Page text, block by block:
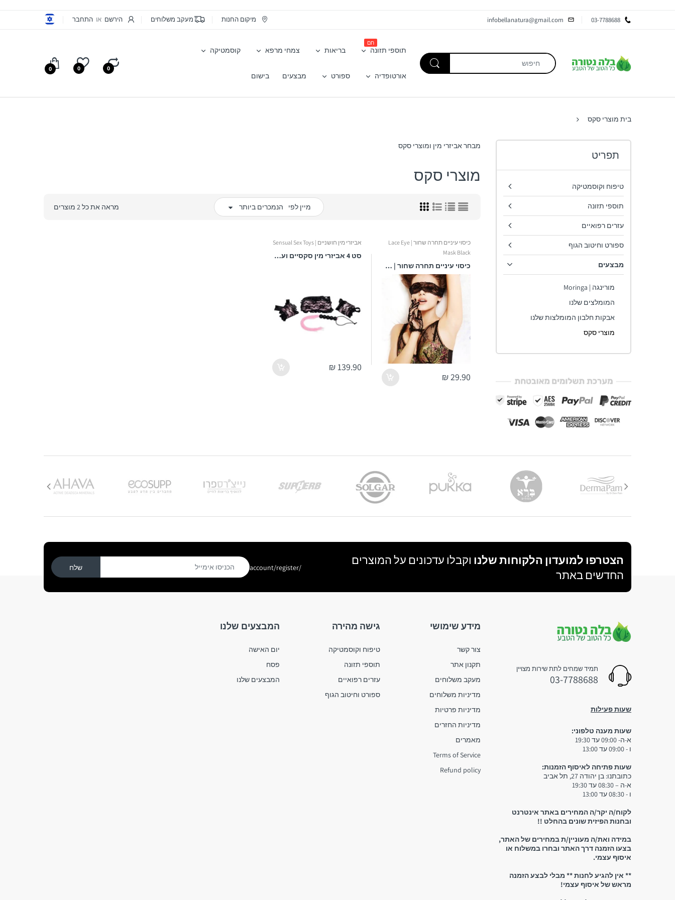
03-7788688
infobellanatura@gmail.com מיקום החנות מעקב משלוחים הירשם או התחבר
תוספי תזונה
חם
בריאות צמחי מרפא קוסמטיקה
אורטופדיה ספורט מבצעים בישום
0
0
0
בית מוצרי סקס
תפריט
טיפוח וקוסמטיקה
תוספי תזונה
עזרים רפואיים
ספורט וחיטוב הגוף
מבצעים
מורינגה | Moringa
המומלצים שלנו
אבקות חלבון המומלצות שלנו
מוצרי סקס
מבחר אביזרי מין ומוצרי סקס
מוצרי סקס
מיין לפי הנמכרים ביותר מראה את כל 2 מוצרים
כיסוי עיניים תחרה שחור | Lace Eye
Mask Black
כיסוי עיניים תחרה שחור | Lace Eye Mask Black - כיסוי עיניים סקסי ונוח ללא קשירה - 1 יח'
29.90 ₪
אביזרי מין חושניים | Sensual Sex Toys
סט 4 אביזרי מין סקסיים ועסיסיים להנאה אינטימית - אביזרי מין חושניים
139.90 ₪
הצטרפו למועדון הלקוחות שלנו וקבלו עדכונים על המוצרים
החדשים באתר
/account/register שלח
תמיד שמחים לתת שירות מצויין
03-7788688
שעות פעילות
שעות מענה טלפוני:
א-ה- 09:00 עד 19:30
ו - 09:00 עד 13:00
שעות פתיחה לאיסוף הזמנות:
כתובתנו: בן יהודה 27, תל אביב
א-ה – 08:30 עד 19:30
ו - 08:30 עד 13:00
לקוח/ה יקר/ה המחירים באתר אינטרנט
ובחנות הפיזית שונים בהחלט !!
במידה ואת/ה מעוניין/ת במחירים של האתר,
בצעו הזמנה דרך האתר ובחרו במשלוח או
איסוף עצמי.
** אין להגיע לחנות ** מבלי לבצע הזמנה
מראש של איסוף עצמי!
מידע שימושי
צור קשר
תקנון אתר
מעקב משלוחים
מדיניות משלוחים
מדיניות פרטיות
מדיניות החזרים
מאמרים
Terms of Service
Refund policy
גישה מהירה
טיפוח וקוסמטיקה
תוספי תזונה
עזרים רפואיים
ספורט וחיטוב הגוף
המבצעים שלנו
יום האישה
פסח
המבצעים שלנו